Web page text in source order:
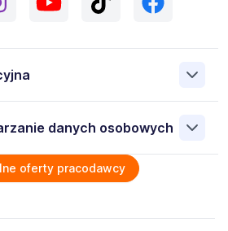
danych osobowych
moich danych
Job Service Polska Sp. z o.o. 53-
aplikacyjnych (w tym
oferty pracodawcy